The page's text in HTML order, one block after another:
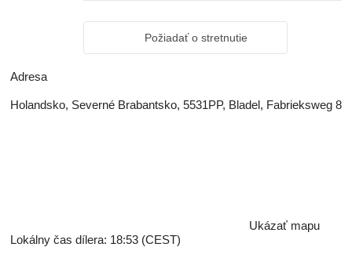
Požiadať o stretnutie
Adresa
Holandsko, Severné Brabantsko, 5531PP, Bladel, Fabrieksweg 8
Ukázať mapu
Lokálny čas dílera: 18:53 (CEST)